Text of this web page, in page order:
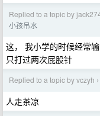
Replied to a topic by
小孩吊水
这， 我小学的时候经常
只打过两次屁股针
Replied to a topic by vczyh ›
人走茶凉